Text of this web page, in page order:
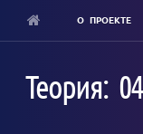
content
О ПРОЕКТЕ
Теория: